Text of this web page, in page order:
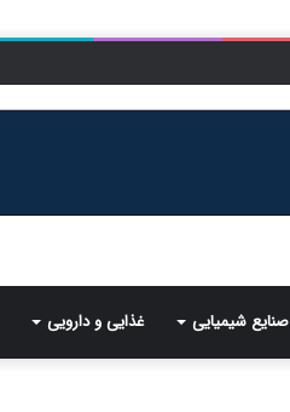
صنایع شیمیایی غذایی و دارویی